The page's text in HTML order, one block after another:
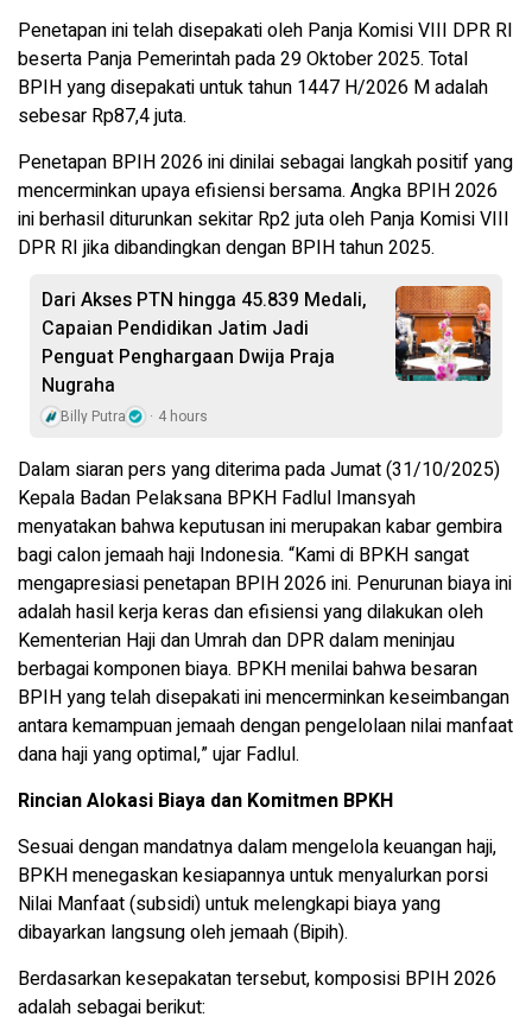
Penetapan ini telah disepakati oleh Panja Komisi VIII DPR RI
beserta Panja Pemerintah pada 29 Oktober 2025. Total
BPIH yang disepakati untuk tahun 1447 H/2026 M adalah
sebesar Rp87,4 juta.
Penetapan BPIH 2026 ini dinilai sebagai langkah positif yang
mencerminkan upaya efisiensi bersama. Angka BPIH 2026
ini berhasil diturunkan sekitar Rp2 juta oleh Panja Komisi VIII
DPR RI jika dibandingkan dengan BPIH tahun 2025.
Dari Akses PTN hingga 45.839 Medali,
Capaian Pendidikan Jatim Jadi
Penguat Penghargaan Dwija Praja
Nugraha
Billy Putra 4 hours
Dalam siaran pers yang diterima pada Jumat (31/10/2025)
Kepala Badan Pelaksana BPKH Fadlul Imansyah
menyatakan bahwa keputusan ini merupakan kabar gembira
bagi calon jemaah haji Indonesia. “Kami di BPKH sangat
mengapresiasi penetapan BPIH 2026 ini. Penurunan biaya ini
adalah hasil kerja keras dan efisiensi yang dilakukan oleh
Kementerian Haji dan Umrah dan DPR dalam meninjau
berbagai komponen biaya. BPKH menilai bahwa besaran
BPIH yang telah disepakati ini mencerminkan keseimbangan
antara kemampuan jemaah dengan pengelolaan nilai manfaat
dana haji yang optimal,” ujar Fadlul.
Rincian Alokasi Biaya dan Komitmen BPKH
Sesuai dengan mandatnya dalam mengelola keuangan haji,
BPKH menegaskan kesiapannya untuk menyalurkan porsi
Nilai Manfaat (subsidi) untuk melengkapi biaya yang
dibayarkan langsung oleh jemaah (Bipih).
Berdasarkan kesepakatan tersebut, komposisi BPIH 2026
adalah sebagai berikut: